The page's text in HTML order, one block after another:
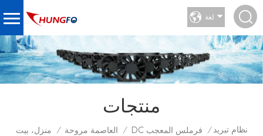
لغة
منتجات
منزل، بيت / العاصمة مروحة / DC فرملس المعجب / نظام تبريد